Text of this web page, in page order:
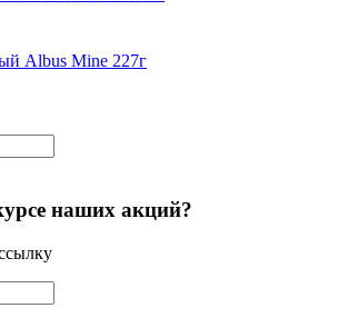
Albus Mine 227г
наших акций?